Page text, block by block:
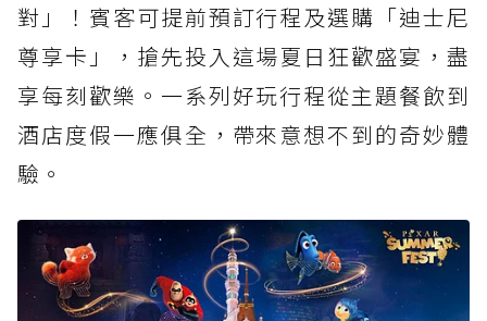
對」！賓客可提前預訂行程及選購「迪士尼
尊享卡」，搶先投入這場夏日狂歡盛宴，盡
享每刻歡樂。一系列好玩行程從主題餐飲到
酒店度假一應俱全，帶來意想不到的奇妙體
驗。